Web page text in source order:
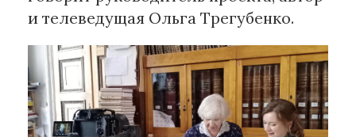
и телеведущая Ольга Трегубенко.